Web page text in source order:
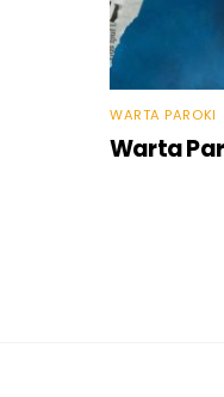
WARTA PAROKI
Warta